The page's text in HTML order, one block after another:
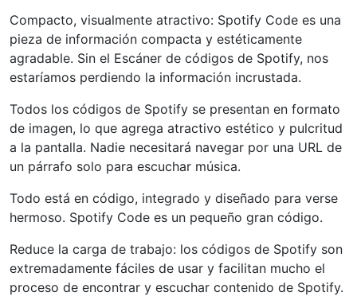
Compacto, visualmente atractivo: Spotify Code es una
pieza de información compacta y estéticamente
agradable. Sin el Escáner de códigos de Spotify, nos
estaríamos perdiendo la información incrustada.
Todos los códigos de Spotify se presentan en formato
de imagen, lo que agrega atractivo estético y pulcritud
a la pantalla. Nadie necesitará navegar por una URL de
un párrafo solo para escuchar música.
Todo está en código, integrado y diseñado para verse
hermoso. Spotify Code es un pequeño gran código.
Reduce la carga de trabajo: los códigos de Spotify son
extremadamente fáciles de usar y facilitan mucho el
proceso de encontrar y escuchar contenido de Spotify.